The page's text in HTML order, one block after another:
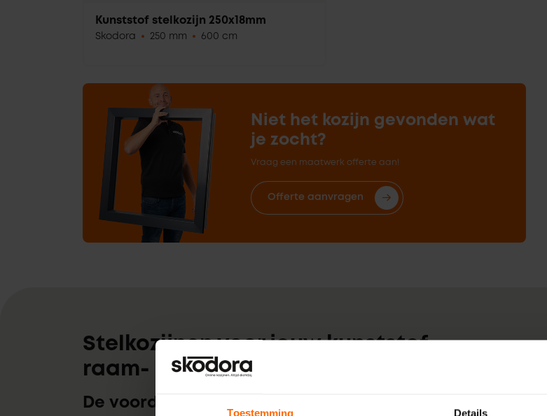
Toestemming Details
Kunststof stelkozijn 250x18mm
Skodora 250 mm 600 cm
Niet het kozijn gevonden wat
je zocht?
Vraag een maatwerk offerte aan!
Offerte aanvragen
Stelkozijnen voor jouw kunststof
raam- en deurkozijnen
De voordelen van stelkozijnen